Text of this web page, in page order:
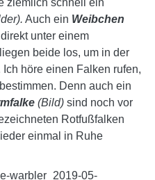
ziemlich schnell ein
Auch ein Weibchen
unter einem
beide los, um in der
höre einen Falken rufen,
Denn auch ein
(Bild) sind noch vor
Rotfußfalken
einmal in Ruhe